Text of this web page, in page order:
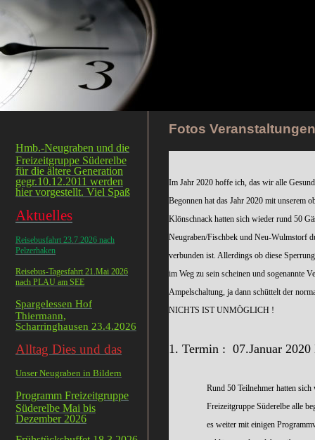
Hmb.-Neugraben und die
Freizeitgruppe Süderelbe
für die ältere Generation
gegr.10.12.2011 werden
hier vorgestellt. Viel Spaß
Aktuelles
Reisebusfahrt 23.7.2026 nach
Pelzerhaken
Reisebus-Tagesfahrt 21.Mai 2026
nach PLAU am SEE
Spargelessen Hof
Thiermann,
Scharringhausen 23.4.2026
Alltag Dies und das
Unser Neugraben in Bildern
Programm Freizeitgruppe
Süderelbe Mai bis
Dezember 2026
Fotos
Im Jahr 2020 hoffe ich, das wir alle
Begonnen hat das Jahr 2020 mit unserem
Klönschnack hatten sich wieder rund 50
Neugraben/Fischbek und Neu-Wulmstorf
verbunden ist. Allerdings ob diese
im Weg zu sein scheinen und sogenannte
Ampelschaltung, ja dann schüttelt der
NICHTS IST UNMÖGLICH !
1. Termin : 07.Januar 2020
Rund 50 Teilnehmer hatten sich
Freizeitgruppe Süderelbe alle begrüßt
es weiter mit einigen